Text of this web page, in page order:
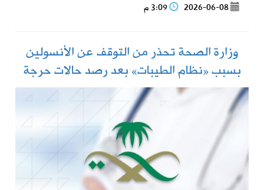
2026-06-08
وزارة الصحة تحذر من التوقف عن الأنسولين
بسبب «نظام الطيبات» بعد رصد حالات حرجة